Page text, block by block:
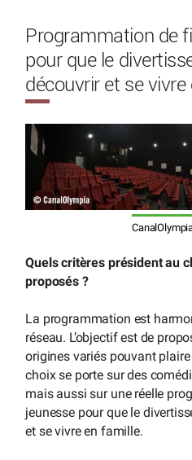
Programmation de
pour que le
découvrir et se vivre
Quels critères président au
proposés ?
La programmation est
réseau. L’objectif est de
origines variés pouvant
choix se porte sur des
mais aussi sur une réelle
jeunesse pour que le
et se vivre en famille.